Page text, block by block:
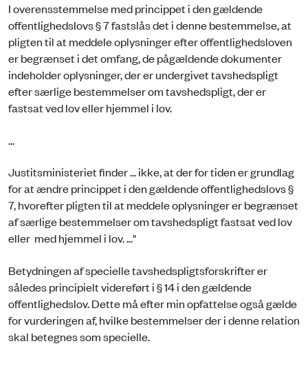
I overensstemmelse med princippet i den gældende
offentlighedslovs § 7 fastslås det i denne bestemmelse, at
pligten til at meddele oplysninger efter offentlighedsloven
er begrænset i det omfang, de pågældende dokumenter
indeholder oplysninger, der er undergivet tavshedspligt
efter særlige bestemmelser om tavshedspligt, der er
fastsat ved lov eller hjemmel i lov.
...
Justitsministeriet finder ... ikke, at der for tiden er grundlag
for at ændre princippet i den gældende offentlighedslovs §
7, hvorefter pligten til at meddele oplysninger er begrænset
af særlige bestemmelser om tavshedspligt fastsat ved lov
eller med hjemmel i lov. ..."
Betydningen af specielle tavshedspligtsforskrifter er
således principielt videreført i § 14 i den gældende
offentlighedslov. Dette må efter min opfattelse også gælde
for vurderingen af, hvilke bestemmelser der i denne relation
skal betegnes som specielle.